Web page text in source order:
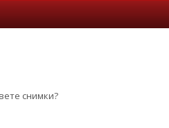
снимки?